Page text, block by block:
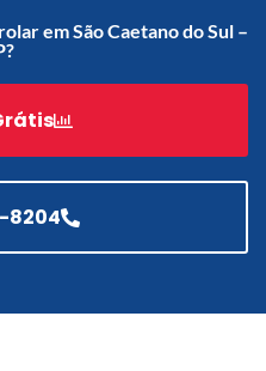
Enrolar em Teresópolis – RJ
Portão de Garagem de
Enrolar em São Pedro da
Aldeia – RJ
Meriti – RJ
Portão de Garagem de
Enrolar em São Gonçalo – RJ
Enrolar em Rio das Ostras –
em São Caetano do Sul –
8204